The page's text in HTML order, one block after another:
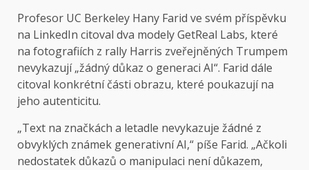
Profesor UC Berkeley Hany Farid ve svém příspěvku
na LinkedIn citoval dva modely GetReal Labs, které
na fotografiích z rally Harris zveřejněných Trumpem
nevykazují „žádný důkaz o generaci AI“. Farid dále
citoval konkrétní části obrazu, které poukazují na
jeho autenticitu.
„Text na značkách a letadle nevykazuje žádné z
obvyklých známek generativní AI,“ píše Farid. „Ačkoli
nedostatek důkazů o manipulaci není důkazem,